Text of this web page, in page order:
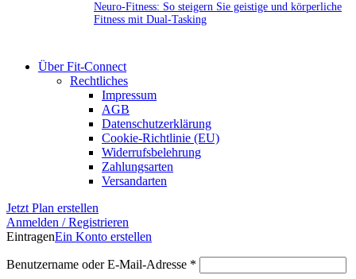
Neuro-Fitness: So steigern Sie geistige und körperliche
Fitness mit Dual-Tasking
Über Fit-Connect
Rechtliches
Impressum
AGB
Datenschutzerklärung
Cookie-Richtlinie (EU)
Widerrufsbelehrung
Zahlungsarten
Versandarten
Jetzt Plan erstellen
Anmelden / Registrieren
EintragenEin Konto erstellen
Benutzername oder E-Mail-Adresse *